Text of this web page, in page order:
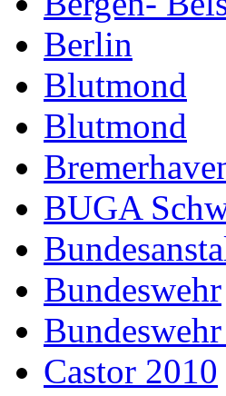
Berlin
Blutmond
Blutmond
BUGA
Bundeswehr
Castor 2010